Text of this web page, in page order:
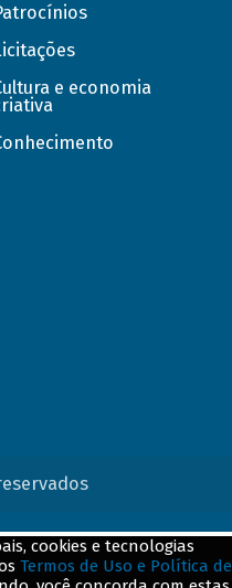
e economia
cookies e tecnologias
Termos de Uso e Política de